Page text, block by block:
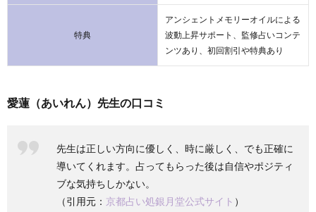
特典
アンシェントメモリーオイルによる
波動上昇サポート、監修占いコンテ
ンツあり、初回割引や特典あり
愛蓮（あいれん）先生の口コミ
先生は正しい方向に優しく、時に厳しく、でも正確に
導いてくれます。占ってもらった後は自信やポジティ
ブな気持ちしかない。
（引用元： 京都占い処銀月堂公式サイト ）